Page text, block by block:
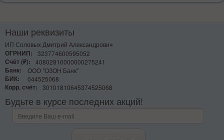
Наши реквизиты
ИП Соловых Дмитрий Александрович
ОГРНИП:
323774600595052
Счёт (₽):
40802810000000275241
Банк:
ООО "ОЗОН Банк"
БИК:
044525068
Корр. счёт:
30101810645374525068
Будьте в курсе последних акций!